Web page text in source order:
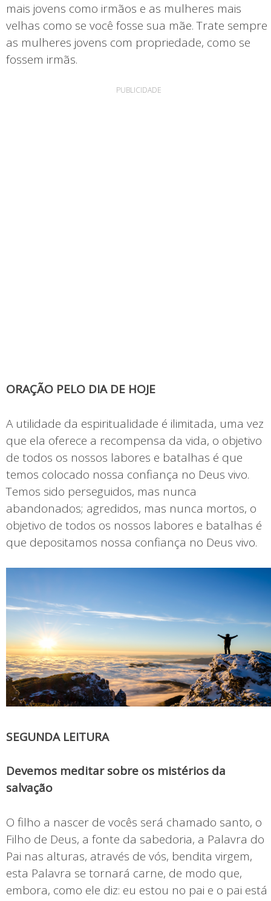
mais jovens como irmãos e as mulheres mais
velhas como se você fosse sua mãe. Trate sempre
as mulheres jovens com propriedade, como se
fossem irmãs.
PUBLICIDADE
ORAÇÃO PELO DIA DE HOJE
A utilidade da espiritualidade é ilimitada, uma vez
que ela oferece a recompensa da vida, o objetivo
de todos os nossos labores e batalhas é que
temos colocado nossa confiança no Deus vivo.
Temos sido perseguidos, mas nunca
abandonados; agredidos, mas nunca mortos, o
objetivo de todos os nossos labores e batalhas é
que depositamos nossa confiança no Deus vivo.
SEGUNDA LEITURA
Devemos meditar sobre os mistérios da
salvação
O filho a nascer de vocês será chamado santo, o
Filho de Deus, a fonte da sabedoria, a Palavra do
Pai nas alturas, através de vós, bendita virgem,
esta Palavra se tornará carne, de modo que,
embora, como ele diz: eu estou no pai e o pai está